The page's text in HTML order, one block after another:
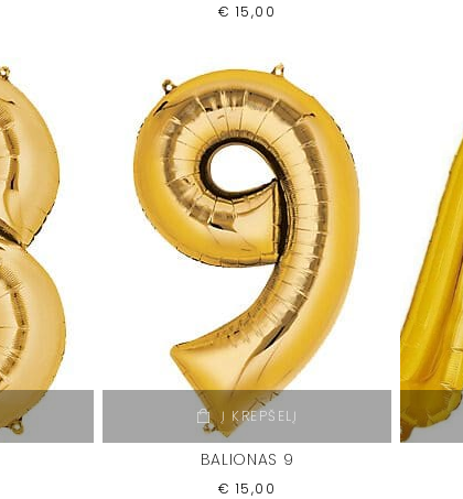
€ 15,00
Į KREPŠELĮ
BALIONAS 9
€ 15,00